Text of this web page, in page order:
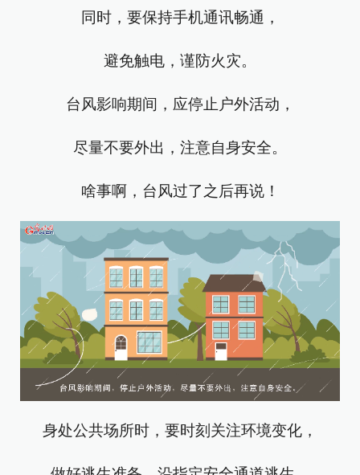
同时，要保持手机通讯畅通，
避免触电，谨防火灾。
台风影响期间，应停止户外活动，
尽量不要外出，注意自身安全。
啥事啊，台风过了之后再说！
身处公共场所时，要时刻关注环境变化，